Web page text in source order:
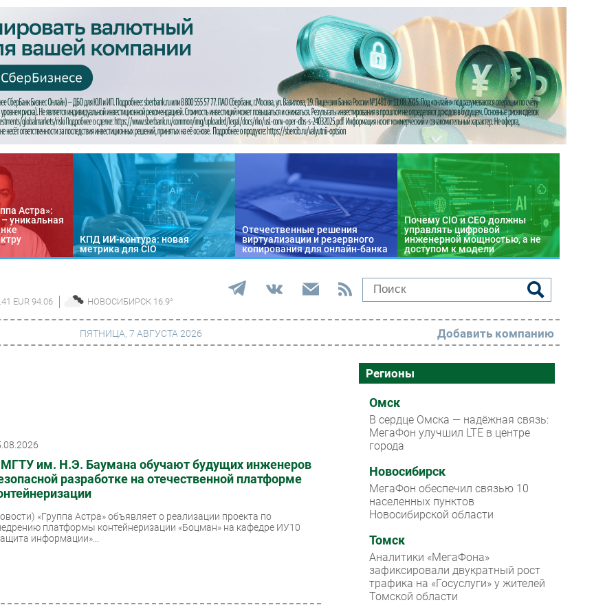
Астра»:
уникальная
КПД ИИ-контура: новая
метрика для CIO
Отечественные решения
виртуализации и резервного
копирования для онлайн-банка
Почему CIO и CEO должны
управлять цифровой
инженерной мощностью, а не
доступом к модели
EUR 94.06 НОВОСИБИРСК 16.9°
Инновации
Гаджеты
РАЗДЕЛЫ
Новости
Аналитика
Интервью
Мероприятия
Проекты
IT класс
Тестовый стенд
Каталог компаний
ПЯТНИЦА, 7 АВГУСТА 2026 Добавить компанию
им. Н.Э. Баумана обучают будущих инженеров
разработке на отечественной платформе
«Группа Астра» объявляет о реализации проекта по
платформы контейнеризации «Боцман» на кафедре ИУ10
информации»...
Регионы
Омск
В сердце Омска — надёжная связь:
МегаФон улучшил LTE в центре
города
Новосибирск
МегаФон обеспечил связью 10
населенных пунктов
Новосибирской области
Томск
Аналитики «МегаФона»
зафиксировали двукратный рост
трафика на «Госуслуги» у жителей
Томской области